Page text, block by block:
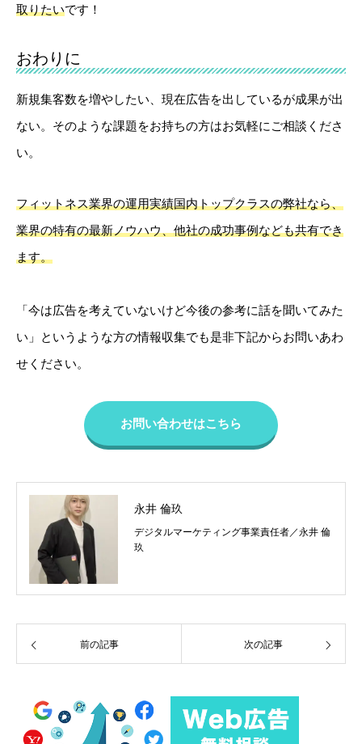
取りたいです！
おわりに
新規集客数を増やしたい、現在広告を出しているが成果が出
ない。そのような課題をお持ちの方はお気軽にご相談くださ
い。
フィットネス業界の運用実績国内トップクラスの弊社なら、
業界の特有の最新ノウハウ、他社の成功事例なども共有でき
ます。
「今は広告を考えていないけど今後の参考に話を聞いてみた
い」というような方の情報収集でも是非下記からお問いあわ
せください。
お問い合わせはこちら
永井 倫玖
デジタルマーケティング事業責任者／永井 倫
玖
前の記事 次の記事